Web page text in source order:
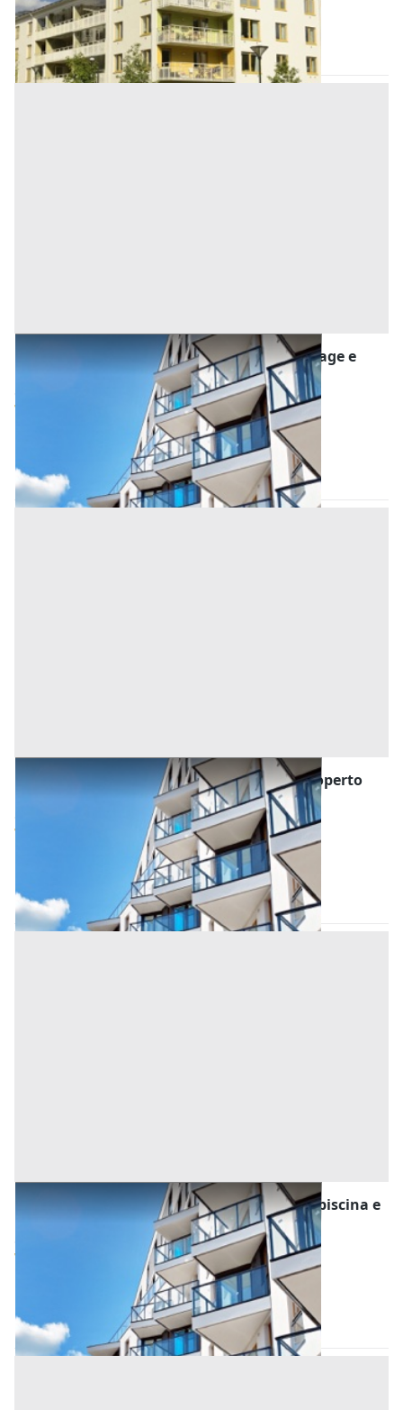
Abano Terme (Padova)
Codice asta: 2c6566a8
Asta chiusa
Asta Appartamento al terzo piano con garage e
(Padova)
71.250 € 95.000 €
873db7e1
Asta chiusa
Asta Appartamento al primo piano con scoperto
esclusivo e poggiolo
(Padova)
76.500 € 102.000 €
605475c0
Asta chiusa
Asta Pregiato complesso immobiliare con piscina e
campo da tennis
(Padova)
776.250 € 1.035.000 €
AA1272477
Asta chiusa